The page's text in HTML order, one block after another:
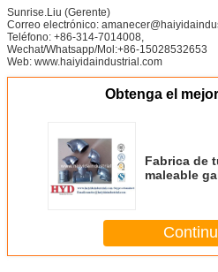
Sunrise.Liu (Gerente)
Correo electrónico:
Teléfono: +86-314-7014008,
Wechat/Whatsapp/Mol:+86-15028532653
Web: www.haiyidaindustrial.com
Obtenga el
Fabrica de
maleable